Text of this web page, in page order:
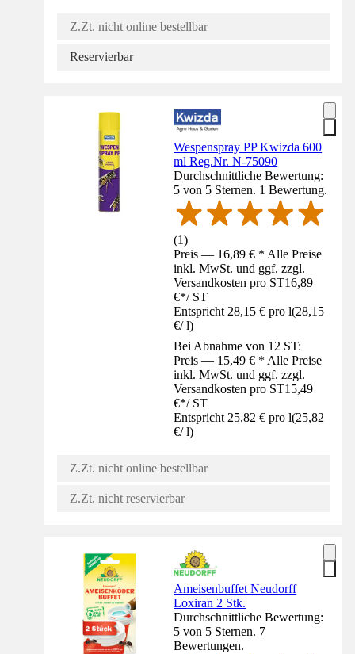
Z.Zt. nicht online bestellbar
Reservierbar
Wespenspray PP Kwizda 600
ml Reg.Nr. N-75090
Durchschnittliche Bewertung:
5 von 5 Sternen. 1 Bewertung.
(1)
Preis — 16,89 € * Alle Preise
inkl. MwSt. und ggf. zzgl.
Versandkosten pro ST16,89
€*/ ST
Entspricht 28,15 € pro l(28,15
€/ l)
Bei Abnahme von 12 ST:
Preis — 15,49 € * Alle Preise
inkl. MwSt. und ggf. zzgl.
Versandkosten pro ST15,49
€*/ ST
Entspricht 25,82 € pro l(25,82
€/ l)
Z.Zt. nicht online bestellbar
Z.Zt. nicht reservierbar
Ameisenbuffet Neudorff
Loxiran 2 Stk.
Durchschnittliche Bewertung:
5 von 5 Sternen. 7
Bewertungen.